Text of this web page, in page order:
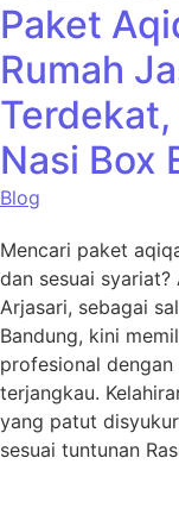
Paket
Rumah
Nasi Box
Blog
Mencari paket
dan sesuai
Arjasari, sebagai
Bandung, kini
profesional
terjangkau.
yang patut
sesuai tuntunan